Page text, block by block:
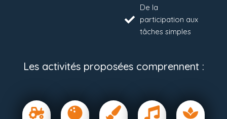
De la
participation aux
tâches simples
Les activités proposées comprennent :